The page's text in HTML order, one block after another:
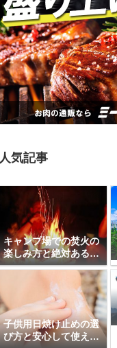
人気記事
キャンプ場での焚火の
楽しみ方と絶対あると
便利なアイテム8選
子供用日焼け止めの選
び方と安心して使える